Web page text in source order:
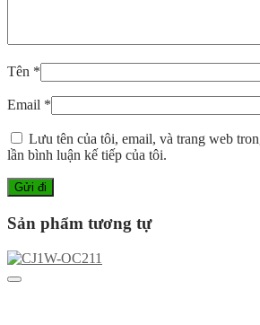
Tên *
Email *
Lưu tên của tôi, email, và trang web
lần bình luận kế tiếp của tôi.
Sản phẩm tương tự